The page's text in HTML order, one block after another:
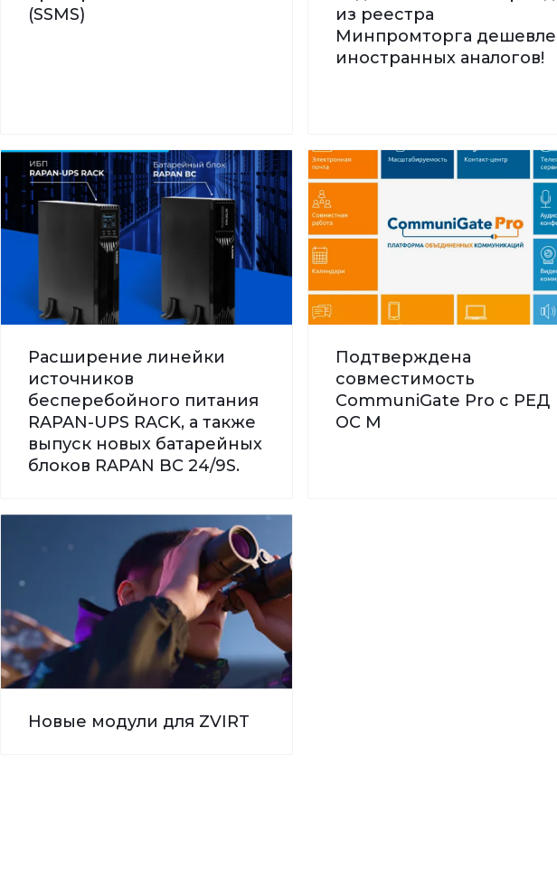
(SSMS)
из реестра
Минпромторга дешевле
иностранных аналогов!
Расширение линейки
источников
бесперебойного питания
RAPAN-UPS RACK, а также
выпуск новых батарейных
блоков RAPAN BC 24/9S.
Подтверждена
совместимость
CommuniGate Pro с РЕД
ОС М
Новые модули для ZVIRT